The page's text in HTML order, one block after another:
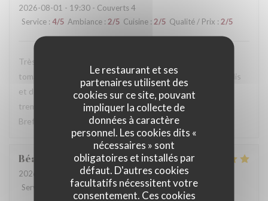
Le restaurant et ses
partenaires utilisent des
cookies sur ce site, pouvant
impliquer la collecte de
données à caractère
personnel. Les cookies dits «
nécessaires » sont
obligatoires et installés par
défaut. D'autres cookies
facultatifs nécessitent votre
consentement. Ces cookies
2026-08-01 - 19:30 - Couverts 4
Service : 4/5 Ambiance : 2/5 Cuisine : 2/5 Qualité / Prix : 2/5
Très déçu je ne reviendrai pas Accueil moyen Salade avec
tomates molles coupées grossièrement 3 rondelles de radis
et deux tranches d’avocat. Pastèques molles qui devant
tremper depuis un moment dans la salade prête à l’avance
Bref je mange mieux chez moi
Béatrice
2026-08-01
- 12:30 - Couverts 3
Service
Ambiance: 5 /5 Cuisine: 5/5 Qualité / Prix